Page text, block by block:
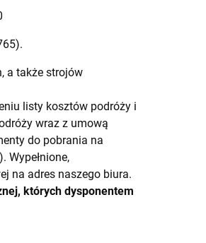
a także strojów
listy kosztów podróży i
wraz z umową
do pobrania na
Wypełnione,
na adres naszego biura.
których dysponentem